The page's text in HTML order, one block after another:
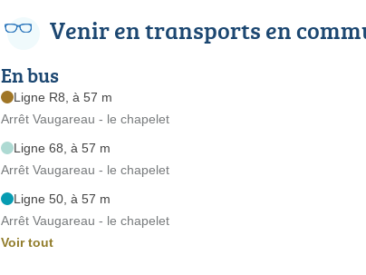
Venir en transports en
En bus
Ligne R8, à 57 m
Arrêt Vaugareau - le chapelet
Ligne 68, à 57 m
Arrêt Vaugareau - le chapelet
Ligne 50, à 57 m
Arrêt Vaugareau - le chapelet
Voir tout